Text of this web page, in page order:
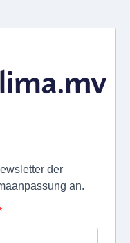
der
an.